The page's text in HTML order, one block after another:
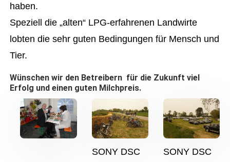
haben.
Speziell die „alten“ LPG-erfahrenen Landwirte
lobten die sehr guten Bedingungen für Mensch und
Tier.
Wünschen wir den Betreibern für die Zukunft viel
Erfolg und einen guten Milchpreis.
SONY DSC SONY DSC